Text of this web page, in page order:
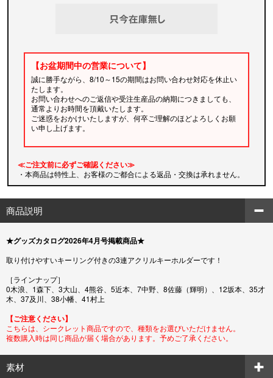
【お盆期間中の営業について】
誠に勝手ながら、8/10～15の期間はお問い合わせ対応を休止い
たします。
お問い合わせへのご返信や受注生産品の納期につきましても、
通常よりお時間を頂戴いたします。
ご迷惑をおかけいたしますが、何卒ご理解のほどよろしくお願
い申し上げます。
≪ご注文前に必ずご確認ください≫
・本商品は特性上、お客様のご都合による返品・交換は承れません。
商品説明
★グッズカタログ2026年4月号掲載商品★
取り付けやすいキーリング付きの3連アクリルキーホルダーです！
［ラインナップ］
0木浪、1森下、3大山、4熊谷、5近本、7中野、8佐藤（輝明）、12坂本、35才
木、37及川、38小幡、41村上
【ご注意ください】
こちらは、シークレット商品ですので、種類をお選びいただけません。
複数購入時は同じ商品が届く場合があります。予めご了承ください。
素材